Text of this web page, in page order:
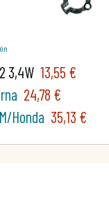
3,4W 13,55 €
24,78 €
Honda 35,13 €